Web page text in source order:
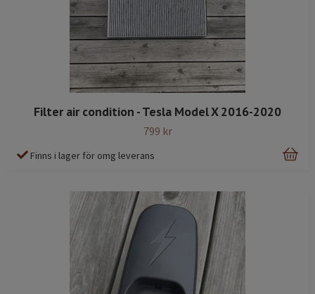
Filter air condition - Tesla Model X 2016-2020
799 kr
Finns i lager för omg leverans